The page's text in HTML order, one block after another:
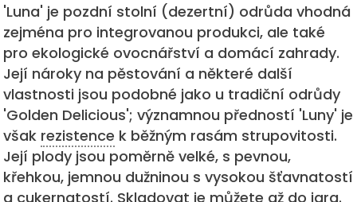
'Luna' je pozdní stolní (dezertní) odrůda vhodná
zejména pro integrovanou produkci, ale také
pro ekologické ovocnářství a domácí zahrady.
Její nároky na pěstování a některé další
vlastnosti jsou podobné jako u tradiční odrůdy
'Golden Delicious'; významnou předností 'Luny' je
však rezistence k běžným rasám strupovitosti.
Její plody jsou poměrně velké, s pevnou,
křehkou, jemnou dužninou s vysokou šťavnatostí
a cukernatostí. Skladovat je můžete až do jara.